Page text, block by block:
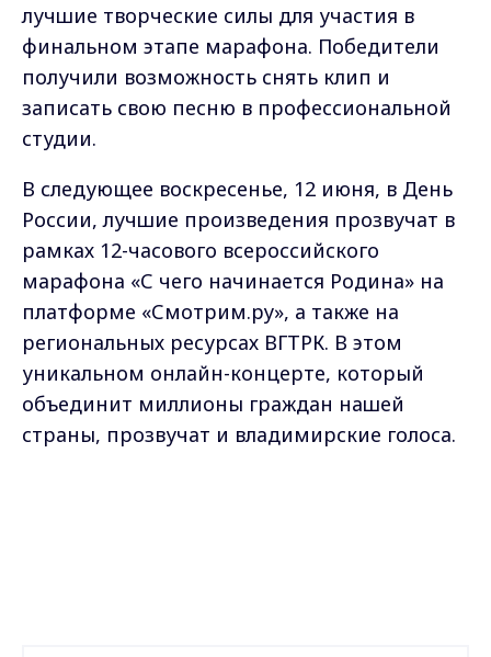
лучшие творческие силы для участия в
финальном этапе марафона. Победители
получили возможность снять клип и
записать свою песню в профессиональной
студии.
В следующее воскресенье, 12 июня, в День
России, лучшие произведения прозвучат в
рамках 12-часового всероссийского
марафона «С чего начинается Родина» на
платформе «Смотрим.ру», а также на
региональных ресурсах ВГТРК. В этом
уникальном онлайн-концерте, который
объединит миллионы граждан нашей
страны, прозвучат и владимирские голоса.